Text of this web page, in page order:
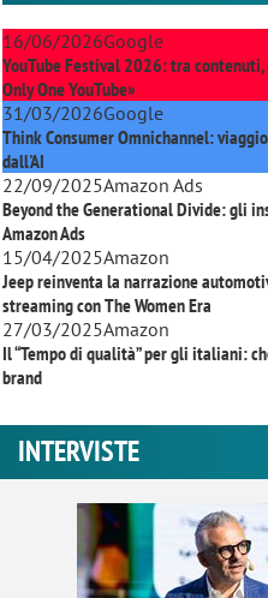
16/06/2026Google
YouTube Festival 2026: tra
Only One YouTube»
31/03/2026Google
Think Consumer Omnichannel:
dall'AI
22/09/2025Amazon Ads
Beyond the Generational Divide: gli
Amazon Ads
15/04/2025Amazon
Jeep reinventa la narrazione
streaming conThe Women Era
27/03/2025Amazon
Il “Tempo di qualità” per gli italiani:
brand
INTERVISTE